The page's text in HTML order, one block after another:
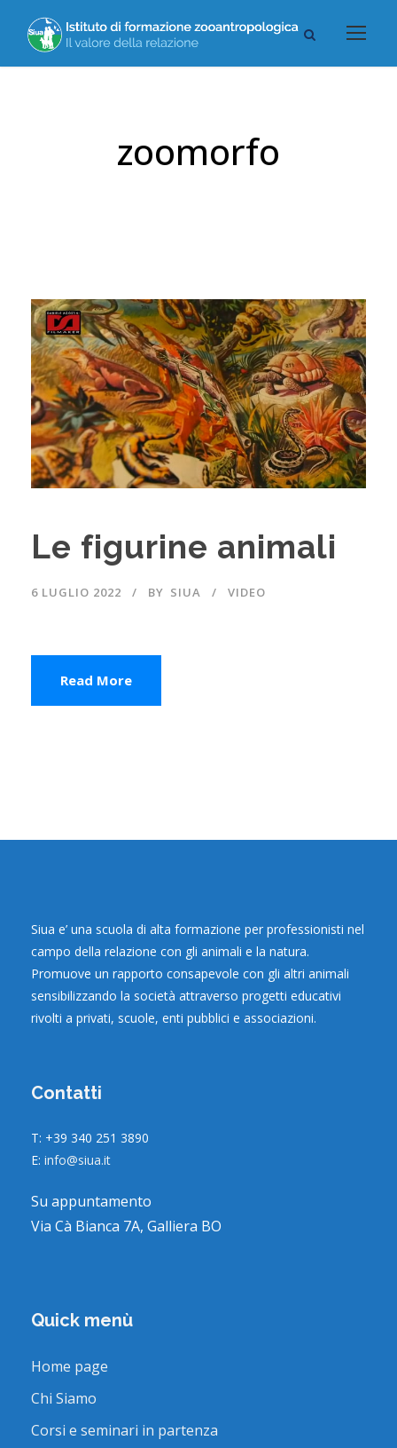
zoomorfo
Le figurine animali
6 LUGLIO 2022 BY SIUA VIDEO
Read More
Siua e’ una scuola di alta formazione per professionisti nel
campo della relazione con gli animali e la natura.
Promuove un rapporto consapevole con gli altri animali
sensibilizzando la società attraverso progetti educativi
rivolti a privati, scuole, enti pubblici e associazioni.
Contatti
T: +39 340 251 3890
E: info@siua.it
Su appuntamento
Via Cà Bianca 7A, Galliera BO
Quick menù
Home page
Chi Siamo
Corsi e seminari in partenza